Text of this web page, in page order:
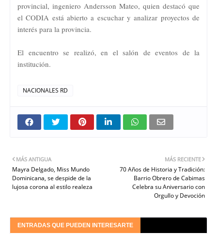
provincial, ingeniero Andersson Mateo, quien destacó que
el CODIA está abierto a escuchar y analizar proyectos de
interés para la provincia.
El encuentro se realizó, en el salón de eventos de la
institución.
NACIONALES RD
MÁS RECIENTE
70 Años de Historia y Tradición:
Barrio Obrero de Cabimas
Celebra su Aniversario con
Orgullo y Devoción
MÁS ANTIGUA
Mayra Delgado, Miss Mundo
Dominicana, se despide de la
lujosa corona al estilo realeza
ENTRADAS QUE PUEDEN INTERESARTE